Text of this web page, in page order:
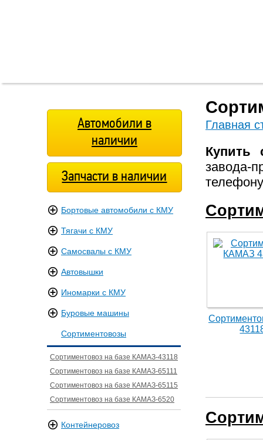
Автомобили в
наличии
Запчасти в наличии
Бортовые автомобили с КМУ
Тягачи с КМУ
Самосвалы с КМУ
Автовышки
Иномарки с КМУ
Буровые машины
Сортиментовозы
Сортиментовоз на базе КАМАЗ-43118
Сортиментовоз на базе КАМАЗ-65111
Сортиментовоз на базе КАМАЗ-65115
Сортиментовоз на базе КАМАЗ-6520
Контейнеровоз
Главная
Купить
завода-